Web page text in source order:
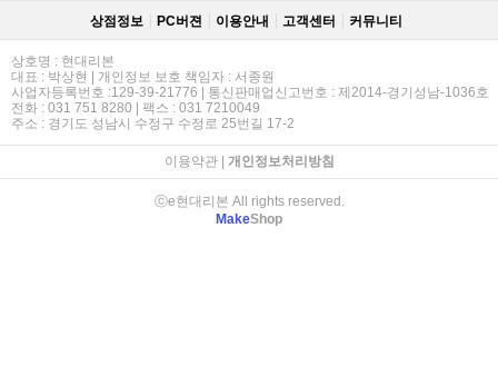
상점정보 PC버젼 이용안내 고객센터 커뮤니티
상호명 : 현대리본
대표 : 박상현 | 개인정보 보호 책임자 : 서종원
사업자등록번호 :129-39-21776 | 통신판매업신고번호 : 제2014-경기성남-1036호
전화 : 031 751 8280 | 팩스 : 031 7210049
주소 : 경기도 성남시 수정구 수정로 25번길 17-2
이용약관| 개인정보처리방침
ⓒe현대리본 All rights reserved.
MakeShop